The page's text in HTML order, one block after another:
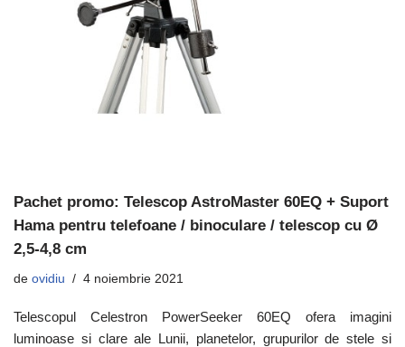
Pachet promo: Telescop AstroMaster 60EQ + Suport
Hama pentru telefoane / binoculare / telescop cu Ø
2,5-4,8 cm
de ovidiu 4 noiembrie 2021
Telescopul Celestron PowerSeeker 60EQ ofera imagini
luminoase si clare ale Lunii, planetelor, grupurilor de stele si